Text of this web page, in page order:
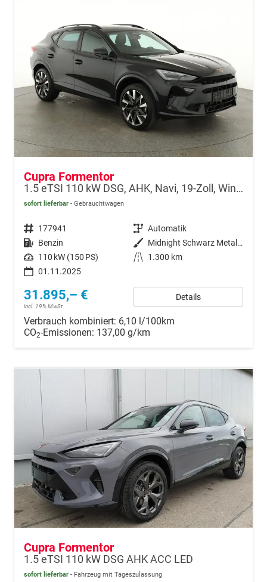
Cupra Formentor
1.5 eTSI 110 kW DSG, AHK, Navi, 19-Zoll, Winterpaket
sofort lieferbar Gebrauchtwagen
Fahrzeugnr. 177941 Getriebe Automatik
Kraftstoff Benzin Außenfarbe
Midnight Schwarz Metallic
Leistung 110 kW (150 PS) Kilometerstand
1.300 km
01.11.2025
31.895,– €
incl. 19% MwSt.
Details
Verbrauch kombiniert: 6,10 l/100km
CO2-Emissionen: 137,00 g/km
Cupra Formentor
1.5 eTSI 110 kW DSG AHK ACC LED
sofort lieferbar Fahrzeug mit Tageszulassung